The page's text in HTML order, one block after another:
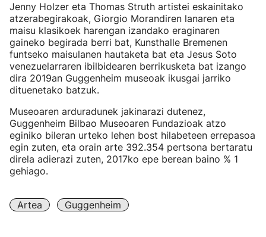
Jenny Holzer eta Thomas Struth artistei eskainitako
atzerabegirakoak, Giorgio Morandiren lanaren eta
maisu klasikoek harengan izandako eraginaren
gaineko begirada berri bat, Kunsthalle Bremenen
funtseko maisulanen hautaketa bat eta Jesus Soto
venezuelarraren ibilbidearen berrikusketa bat izango
dira 2019an Guggenheim museoak ikusgai jarriko
dituenetako batzuk.
Museoaren arduradunek jakinarazi dutenez,
Guggenheim Bilbao Museoaren Fundazioak atzo
eginiko bileran urteko lehen bost hilabeteen errepasoa
egin zuten, eta orain arte 392.354 pertsona bertaratu
direla adierazi zuten, 2017ko epe berean baino % 1
gehiago.
Artea Guggenheim